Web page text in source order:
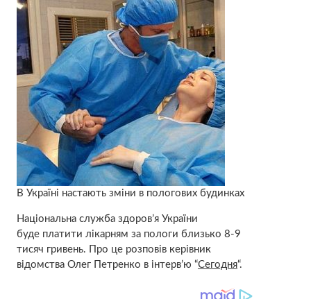
В Україні настають зміни в пологових будинках
Національна служба здоров’я України
буде платити лікарням за пологи близько 8-9
тисяч гривень. Про це розповів керівник
відомства Олег Петренко в інтерв’ю “Сегодня“.